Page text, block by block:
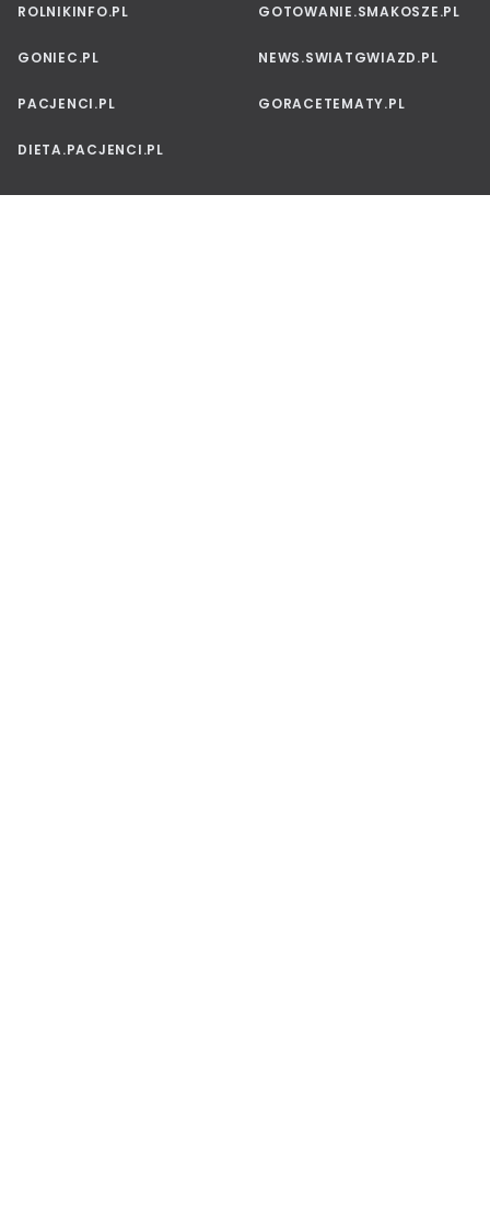
ROLNIKINFO.PL GOTOWANIE.SMAKOSZE.PL
GONIEC.PL NEWS.SWIATGWIAZD.PL
PACJENCI.PL GORACETEMATY.PL
DIETA.PACJENCI.PL